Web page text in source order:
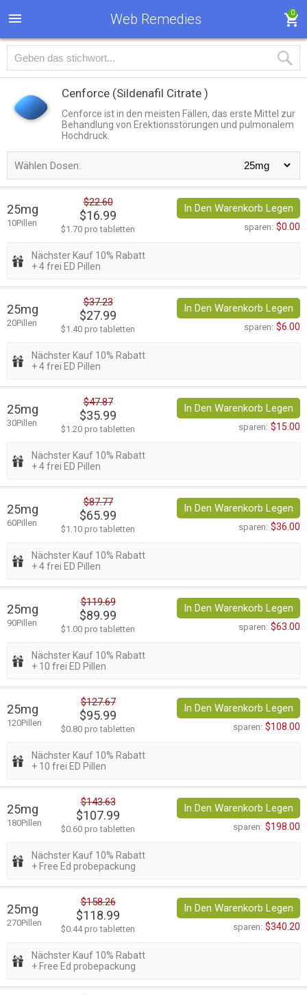
Web Remedies 0
Cenforce (Sildenafil Citrate )
Cenforce ist in den meisten Fällen, das erste Mittel zur
Behandlung von Erektionsstörungen und pulmonalem
Hochdruck.
Wählen Dosen:
25mg
10Pillen
$22.60
$16.99
$1.70 pro tabletten
In Den Warenkorb Legen
sparen: $0.00
Nächster Kauf 10% Rabatt
+ 4 frei ED Pillen
25mg
20Pillen
$37.23
$27.99
$1.40 pro tabletten
In Den Warenkorb Legen
sparen: $6.00
Nächster Kauf 10% Rabatt
+ 4 frei ED Pillen
25mg
30Pillen
$47.87
$35.99
$1.20 pro tabletten
In Den Warenkorb Legen
sparen: $15.00
Nächster Kauf 10% Rabatt
+ 4 frei ED Pillen
25mg
60Pillen
$87.77
$65.99
$1.10 pro tabletten
In Den Warenkorb Legen
sparen: $36.00
Nächster Kauf 10% Rabatt
+ 4 frei ED Pillen
25mg
90Pillen
$119.69
$89.99
$1.00 pro tabletten
In Den Warenkorb Legen
sparen: $63.00
Nächster Kauf 10% Rabatt
+ 10 frei ED Pillen
25mg
120Pillen
$127.67
$95.99
$0.80 pro tabletten
In Den Warenkorb Legen
sparen: $108.00
Nächster Kauf 10% Rabatt
+ 10 frei ED Pillen
25mg
180Pillen
$143.63
$107.99
$0.60 pro tabletten
In Den Warenkorb Legen
sparen: $198.00
Nächster Kauf 10% Rabatt
+ Free Ed probepackung
25mg
270Pillen
$158.26
$118.99
$0.44 pro tabletten
In Den Warenkorb Legen
sparen: $340.20
Nächster Kauf 10% Rabatt
+ Free Ed probepackung